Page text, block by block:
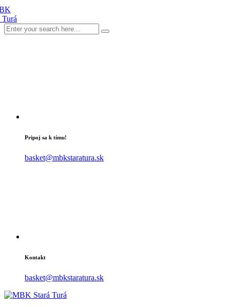
Pripoj sa k tímu!
basket@mbkstaratura.sk
Kontakt
basket@mbkstaratura.sk